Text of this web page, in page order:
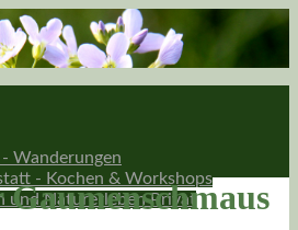
Wanderungen
- Kochen & Workshops
und Naturerleben Privat